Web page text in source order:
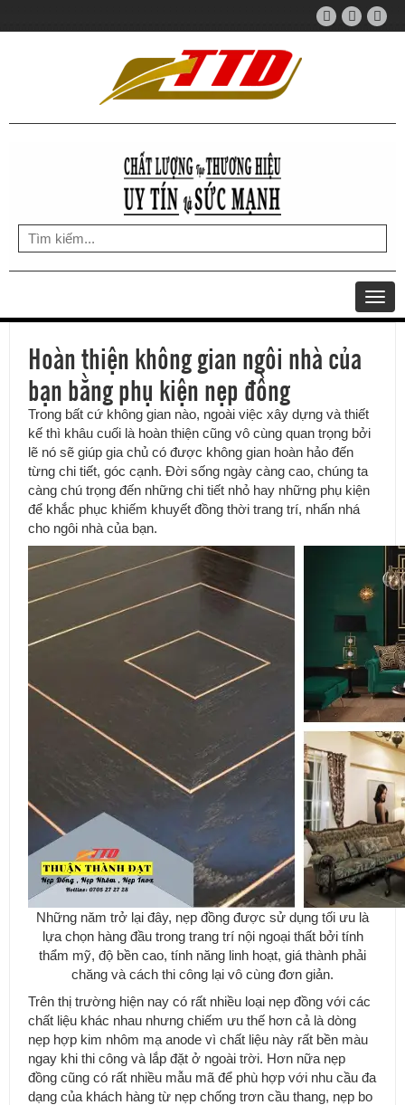
Hoàn thiện không gian ngôi nhà của
bạn bằng phụ kiện nẹp đồng
Trong bất cứ không gian nào, ngoài việc xây dựng và thiết
kế thì khâu cuối là hoàn thiện cũng vô cùng quan trọng bởi
lẽ nó sẽ giúp gia chủ có được không gian hoàn hảo đến
từng chi tiết, góc cạnh. Đời sống ngày càng cao, chúng ta
càng chú trọng đến những chi tiết nhỏ hay những phụ kiện
để khắc phục khiếm khuyết đồng thời trang trí, nhấn nhá
cho ngôi nhà của bạn.
Những năm trở lại đây, nẹp đồng được sử dụng tối ưu là
lựa chọn hàng đầu trong trang trí nội ngoại thất bởi tính
thẩm mỹ, độ bền cao, tính năng linh hoạt, giá thành phải
chăng và cách thi công lại vô cùng đơn giản.
Trên thị trường hiện nay có rất nhiều loại nẹp đồng với các
chất liệu khác nhau nhưng chiếm ưu thế hơn cả là dòng
nẹp hợp kim nhôm mạ anode vì chất liệu này rất bền màu
ngay khi thi công và lắp đặt ở ngoài trời. Hơn nữa nẹp
đồng cũng có rất nhiều mẫu mã để phù hợp với nhu cầu đa
dạng của khách hàng từ nẹp chống trơn cầu thang, nẹp bo
Nẹp Inox V30
Nẹp Cao Thấp